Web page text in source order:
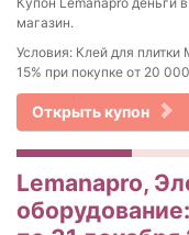
магазин.
Условия: Клей для плитки
15% при покупке от 20
Открыть купон
Lemanapro,